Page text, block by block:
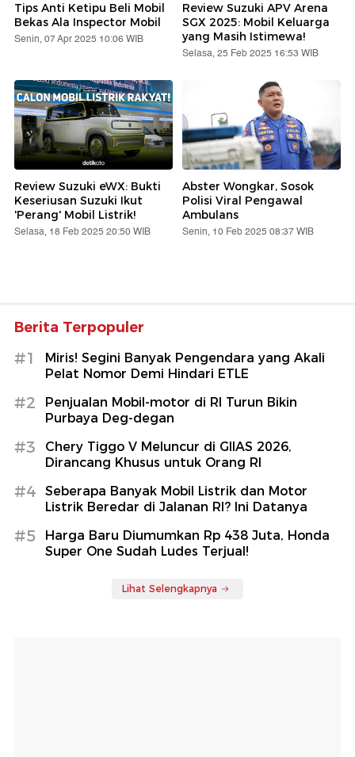
Tips Anti Ketipu Beli Mobil
Bekas Ala Inspector Mobil
Senin, 07 Apr 2025 10:06 WIB
Review Suzuki APV Arena
SGX 2025: Mobil Keluarga
yang Masih Istimewa!
Selasa, 25 Feb 2025 16:53 WIB
Review Suzuki eWX: Bukti
Keseriusan Suzuki Ikut
'Perang' Mobil Listrik!
Selasa, 18 Feb 2025 20:50 WIB
Abster Wongkar, Sosok
Polisi Viral Pengawal
Ambulans
Senin, 10 Feb 2025 08:37 WIB
Berita Terpopuler
#1
Miris! Segini Banyak Pengendara yang Akali
Pelat Nomor Demi Hindari ETLE
#2
Penjualan Mobil-motor di RI Turun Bikin
Purbaya Deg-degan
#3
Chery Tiggo V Meluncur di GIIAS 2026,
Dirancang Khusus untuk Orang RI
#4
Seberapa Banyak Mobil Listrik dan Motor
Listrik Beredar di Jalanan RI? Ini Datanya
#5
Harga Baru Diumumkan Rp 438 Juta, Honda
Super One Sudah Ludes Terjual!
Lihat Selengkapnya